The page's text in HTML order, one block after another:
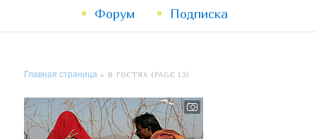
к
к
Форум Подписка
Главная страница » В ГОСТЯХ (PAGE 13)